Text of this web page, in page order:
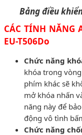
Bảng điều
CÁC TÍNH NĂNG
EU-T506Do
Chức năng
khóa trong
phím khác sẽ
mở khóa nhấn
năng này để
động vô tình
Chức năng